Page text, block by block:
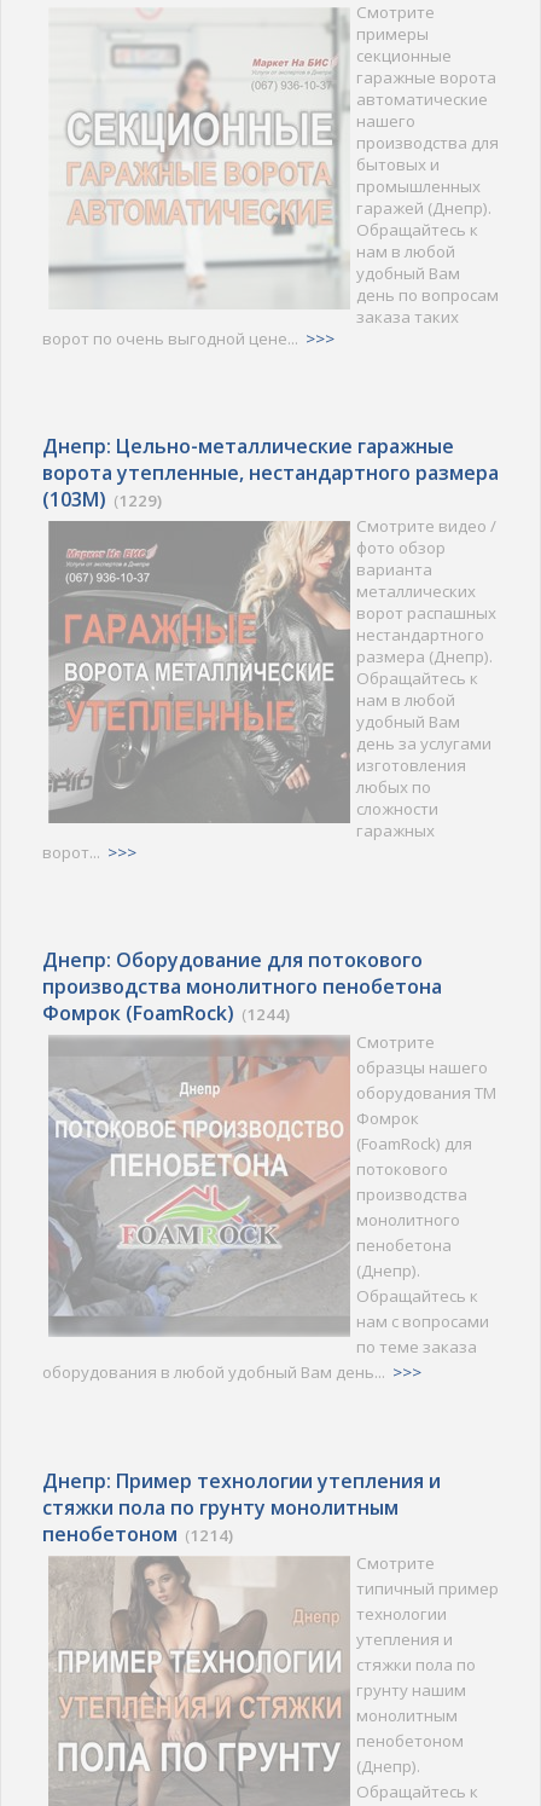
Смотрите
примеры
секционные
гаражные ворота
автоматические
нашего
производства для
бытовых и
промышленных
гаражей (Днепр).
Обращайтесь к
нам в любой
удобный Вам
день по вопросам
заказа таких
ворот по очень выгодной цене... >>>
Днепр: Цельно-металлические гаражные
ворота утепленные, нестандартного размера
(103M) (1229)
Смотрите видео /
фото обзор
варианта
металлических
ворот распашных
нестандартного
размера (Днепр).
Обращайтесь к
нам в любой
удобный Вам
день за услугами
изготовления
любых по
сложности
гаражных
ворот... >>>
Днепр: Оборудование для потокового
производства монолитного пенобетона
Фомрок (FoamRock) (1244)
Смотрите
образцы нашего
оборудования ТМ
Фомрок
(FoamRock) для
потокового
производства
монолитного
пенобетона
(Днепр).
Обращайтесь к
нам с вопросами
по теме заказа
оборудования в любой удобный Вам день... >>>
Днепр: Пример технологии утепления и
стяжки пола по грунту монолитным
пенобетоном (1214)
Смотрите
типичный пример
технологии
утепления и
стяжки пола по
грунту нашим
монолитным
пенобетоном
(Днепр).
Обращайтесь к